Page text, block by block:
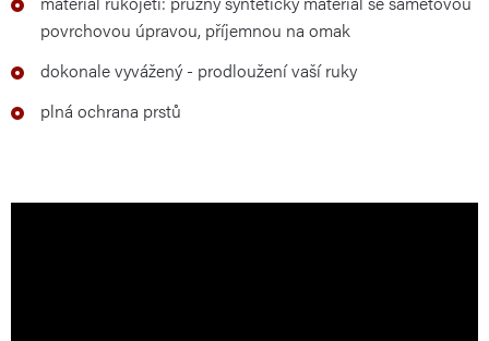
povrchovou úpravou, příjemnou na omak
dokonale vyvážený - prodloužení vaší ruky
plná ochrana prstů